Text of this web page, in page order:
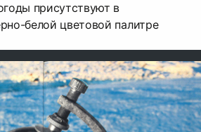
присутствуют в
белой цветовой палитре